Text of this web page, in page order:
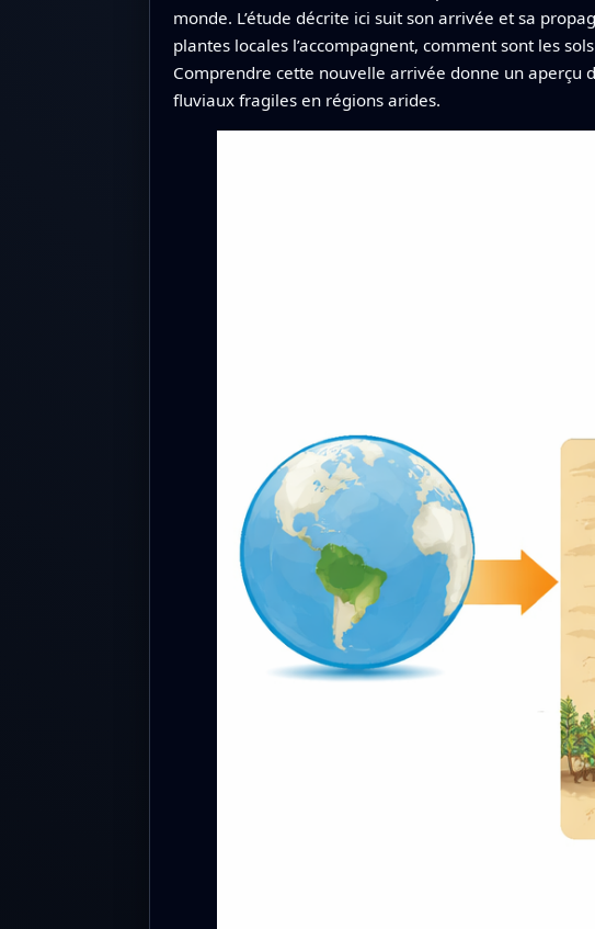
monde. L’étude décrite ici suit son arrivée et sa
plantes locales l’accompagnent, comment sont les
Comprendre cette nouvelle arrivée donne un aperçu
fluviaux fragiles en régions arides.